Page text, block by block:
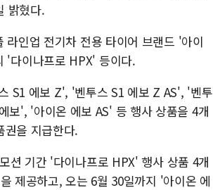
밝혔다.
인업 전기차 전용 타이어 브랜드 '아이
다이나프로 HPX' 등이다.
S1 에보 Z', '벤투스 S1 에보 Z AS', '벤투
보', '아이온 에보 AS' 등 행사 상품을 4개
권을 지급한다.
션 기간 '다이나프로 HPX' 행사 상품 4개
제공하고, 오는 6월 30일까지 '아이온 에